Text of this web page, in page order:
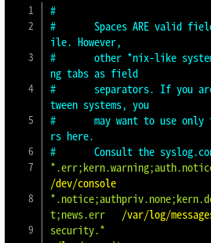
#
#       Spaces ARE valid
ile. However,
#       other *nix-like
ng tabs as field
#       separators. If you
tween systems, you
#       may want to use only
rs here.
#       Consult the
/dev/console
t;news.err
/var/log/
security.*